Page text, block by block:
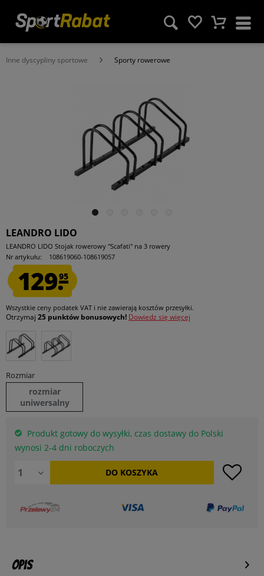
Inne dyscypliny sportowe Sporty rowerowe
LEANDRO LIDO
LEANDRO LIDO Stojak rowerowy "Scafati" na 3 rowery
Nr artykułu:
108619060-108619057
129.95
Wszystkie ceny podatek VAT i nie zawierają kosztów przesyłki.
Otrzymaj 25 punktów bonusowych! Dowiedz się więcej
Rozmiar
rozmiar
uniwersalny
Produkt gotowy do wysyłki, czas dostawy do Polski
wynosi 2-4 dni roboczych
DO KOSZYKA
Opis